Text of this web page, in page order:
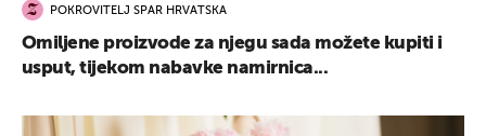
POKROVITELJ SPAR HRVATSKA
Omiljene proizvode za njegu sada možete kupiti i
usput, tijekom nabavke namirnica...